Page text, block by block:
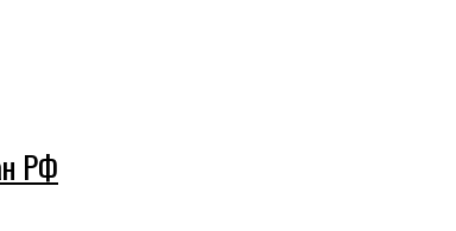
РФ